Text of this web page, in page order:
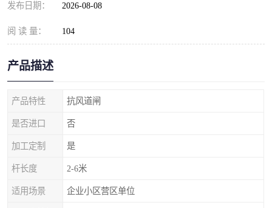
发布日期： 2026-08-08
阅 读 量： 104
产品描述
产品特性 抗风道闸
是否进口 否
加工定制 是
杆长度 2-6米
适用场景 企业小区营区单位